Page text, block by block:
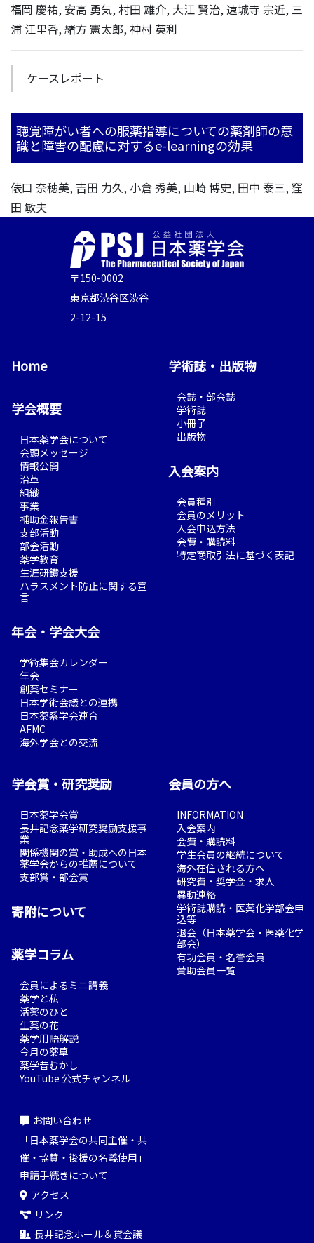
福岡 慶祐, 安高 勇気, 村田 雄介, 大江 賢治, 遠城寺 宗近, 三
浦 江里香, 緒方 憲太郎, 神村 英利
ケースレポート
聴覚障がい者への服薬指導についての薬剤師の意
識と障害の配慮に対するe-learningの効果
俵口 奈穂美, 吉田 力久, 小倉 秀美, 山崎 博史, 田中 泰三, 窪
田 敏夫
〒150-0002
東京都渋谷区渋谷
2-12-15
Home
学会概要
日本薬学会について
会頭メッセージ
情報公開
沿革
組織
事業
補助金報告書
支部活動
部会活動
薬学教育
生涯研鑽支援
ハラスメント防止に関する宣
言
年会・学会大会
学術集会カレンダー
年会
創薬セミナー
日本学術会議との連携
日本薬系学会連合
AFMC
海外学会との交流
学術誌・出版物
会誌・部会誌
学術誌
小冊子
出版物
入会案内
会員種別
会員のメリット
入会申込方法
会費・購読料
特定商取引法に基づく表記
学会賞・研究奨励
日本薬学会賞
長井記念薬学研究奨励支援事
業
関係機関の賞・助成への日本
薬学会からの推薦について
支部賞・部会賞
寄附について
薬学コラム
会員によるミニ講義
薬学と私
活薬のひと
生薬の花
薬学用語解説
今月の薬草
薬学昔むかし
YouTube 公式チャンネル
会員の方へ
INFORMATION
入会案内
会費・購読料
学生会員の継続について
海外在住される方へ
研究費・奨学金・求人
異動連絡
学術誌購読・医薬化学部会申
込等
退会（日本薬学会・医薬化学
部会）
有功会員・名誉会員
賛助会員一覧
お問い合わせ
「日本薬学会の共同主催・共
催・協賛・後援の名義使用」
申請手続きについて
アクセス
リンク
長井記念ホール＆貸会議